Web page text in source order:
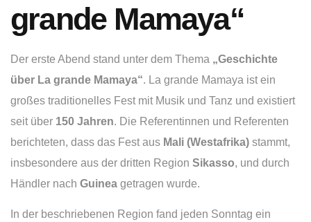
grande Mamaya“
Der erste Abend stand unter dem Thema „Geschichte
über La grande Mamaya“. La grande Mamaya ist ein
großes traditionelles Fest mit Musik und Tanz und existiert
seit über 150 Jahren. Die Referentinnen und Referenten
berichteten, dass das Fest aus Mali (Westafrika) stammt,
insbesondere aus der dritten Region Sikasso, und durch
Händler nach Guinea getragen wurde.
In der beschriebenen Region fand jeden Sonntag ein